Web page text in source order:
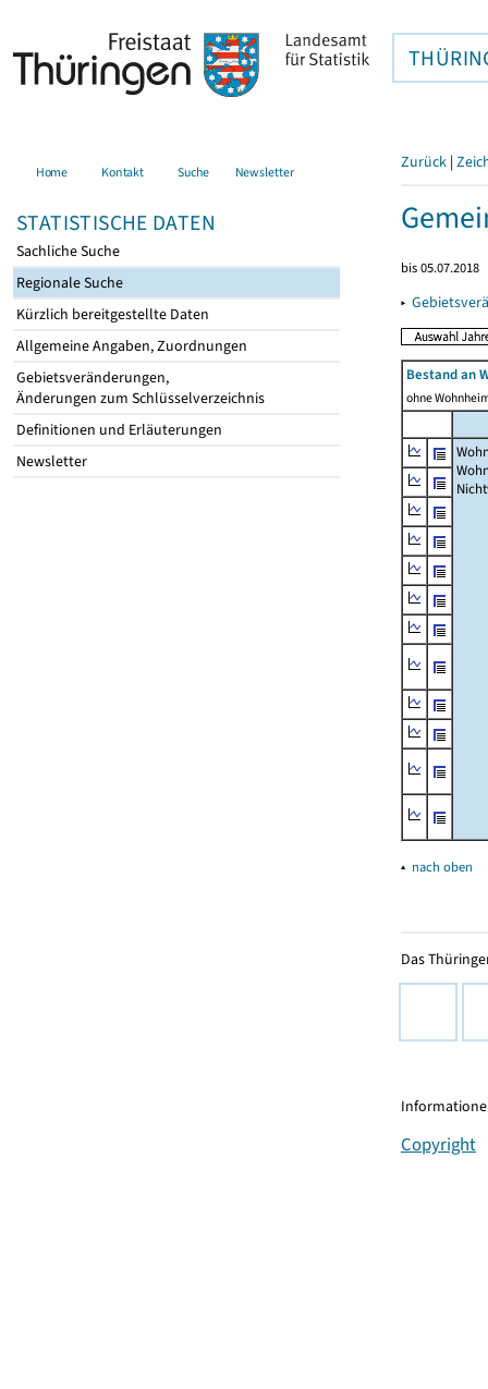
Home Kontakt Suche Newsletter
STATISTISCHE DATEN
Sachliche Suche
Regionale Suche
Kürzlich bereitgestellte Daten
Allgemeine Angaben, Zuordnungen
Gebietsveränderungen,
Änderungen zum Schlüsselverzeichnis
Definitionen und Erläuterungen
Newsletter
Zurück |
bis 05.07.2018
▸
Bestand an
ohne
▴ nach oben
Das
Copyright